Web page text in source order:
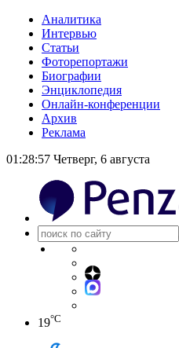
Аналитика
Интервью
Статьи
Фоторепортажи
Биографии
Энциклопедия
Онлайн-конференции
Архив
Реклама
01:28:58 Четверг, 6 августа
19°C